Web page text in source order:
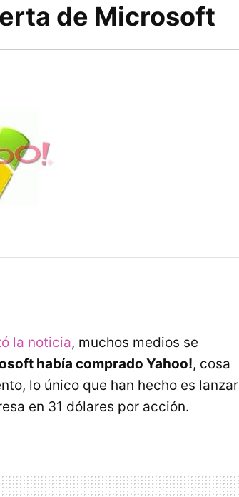
de Microsoft
la noticia, muchos medios se
había comprado Yahoo!, cosa
lo único que han hecho es lanzar
en 31 dólares por acción.